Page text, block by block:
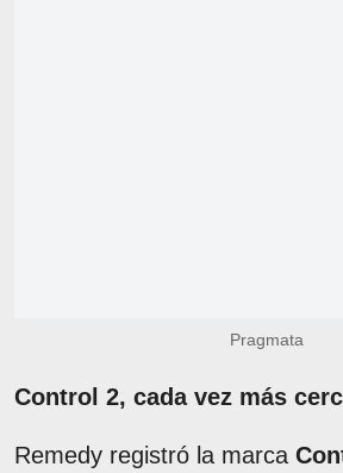
Pragmata
Control 2, cada vez más
Remedy registró la marca